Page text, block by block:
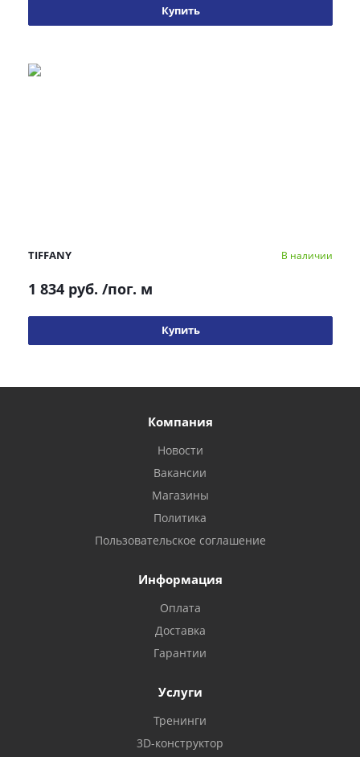
Купить
TIFFANY В наличии
1 834 руб. /пог. м
Купить
Компания
Новости
Вакансии
Магазины
Политика
Пользовательское соглашение
Информация
Оплата
Доставка
Гарантии
Услуги
Тренинги
3D-конструктор